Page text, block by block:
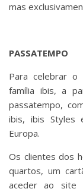
mas
PASSATEMPO
Para celebrar o
família ibis, a
passatempo,
ibis, ibis Styles
Europa.
Os clientes dos
quartos, um
aceder ao site